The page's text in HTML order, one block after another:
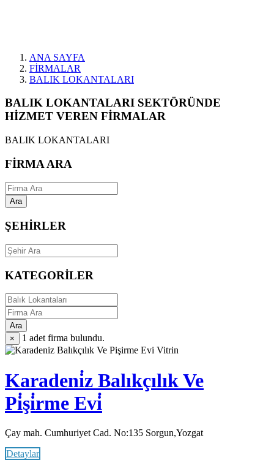
ANA SAYFA
FİRMALAR
BALIK LOKANTALARI
BALIK LOKANTALARI SEKTÖRÜNDE
HİZMET VEREN FİRMALAR
BALIK LOKANTALARI
FİRMA ARA
Ara
ŞEHİRLER
KATEGORİLER
Ara
×
1 adet firma bulundu.
Vitrin
Karadeni̇z Balıkçılık Ve
Pi̇şi̇rme Evi̇
Çay mah. Cumhuriyet Cad. No:135 Sorgun,Yozgat
Detaylar